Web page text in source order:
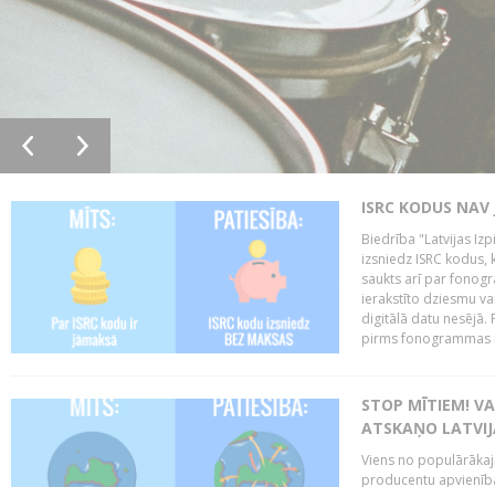
ISRC KODUS
Biedrība "Latvijas
izsniedz ISRC
saukts arī par
ierakstīto dziesmu
digitālā datu nesējā.
pirms fonogrammas
STOP MĪTIEM!
ATSKAŅO
Viens no
producentu